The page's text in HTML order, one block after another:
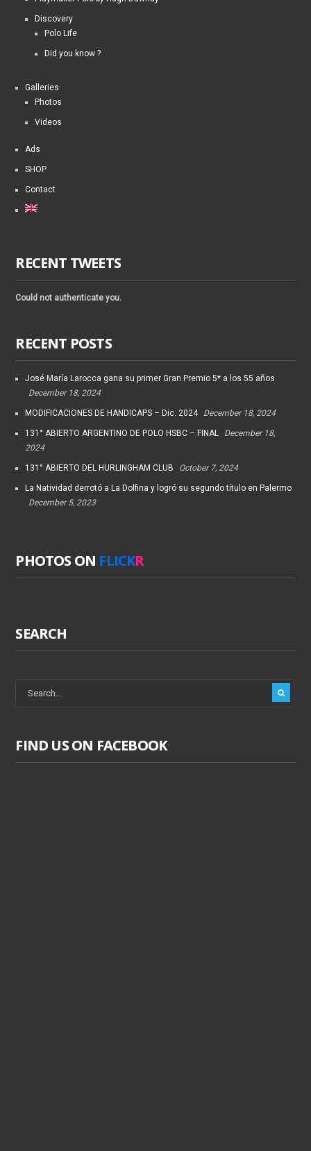
Discovery
Polo Life
Did you know ?
Galleries
Photos
Videos
Ads
SHOP
Contact
RECENT TWEETS
Could not authenticate you.
RECENT POSTS
José María Larocca gana su primer Gran Premio 5* a los 55 años
December 18, 2024
MODIFICACIONES DE HANDICAPS – Dic. 2024 December 18, 2024
131° ABIERTO ARGENTINO DE POLO HSBC – FINAL
December 18,
2024
131° ABIERTO DEL HURLINGHAM CLUB October 7, 2024
La Natividad derrotó a La Dolfina y logró su segundo título en Palermo
December 5, 2023
PHOTOS ON FLICKR
SEARCH
FIND US ON FACEBOOK